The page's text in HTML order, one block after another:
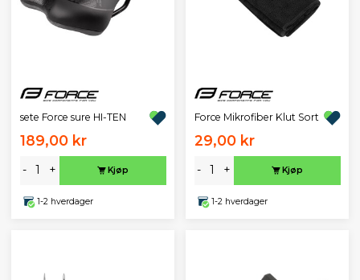
sete Force sure HI-TEN
189,00 kr
- + Kjøp
1-2 hverdager
Force Mikrofiber Klut Sort
29,00 kr
- + Kjøp
1-2 hverdager